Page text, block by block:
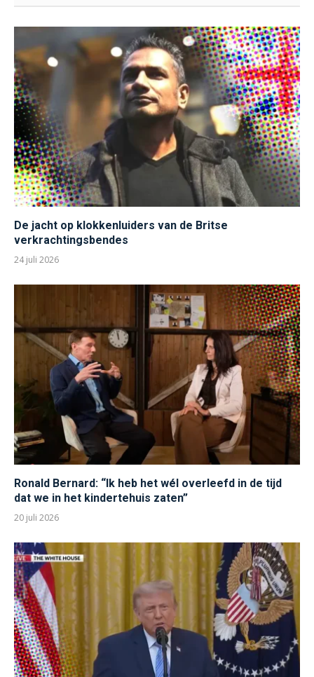
De jacht op klokkenluiders van de Britse
verkrachtingsbendes
24 juli 2026
Ronald Bernard: “Ik heb het wél overleefd in de tijd
dat we in het kindertehuis zaten”
20 juli 2026